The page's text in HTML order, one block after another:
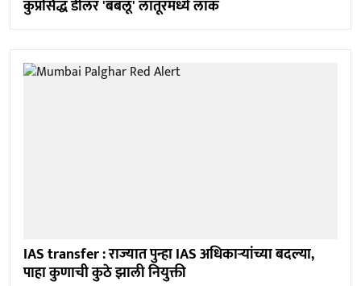
कुप्रसिद्ध डीलर 'बबलू' लातूरमध्ये लॉक
IAS transfer : राज्यात पुन्हा IAS अधिकाऱ्यांच्या बदल्या,
पाहा कुणाची कुठे झाली नियुक्ती